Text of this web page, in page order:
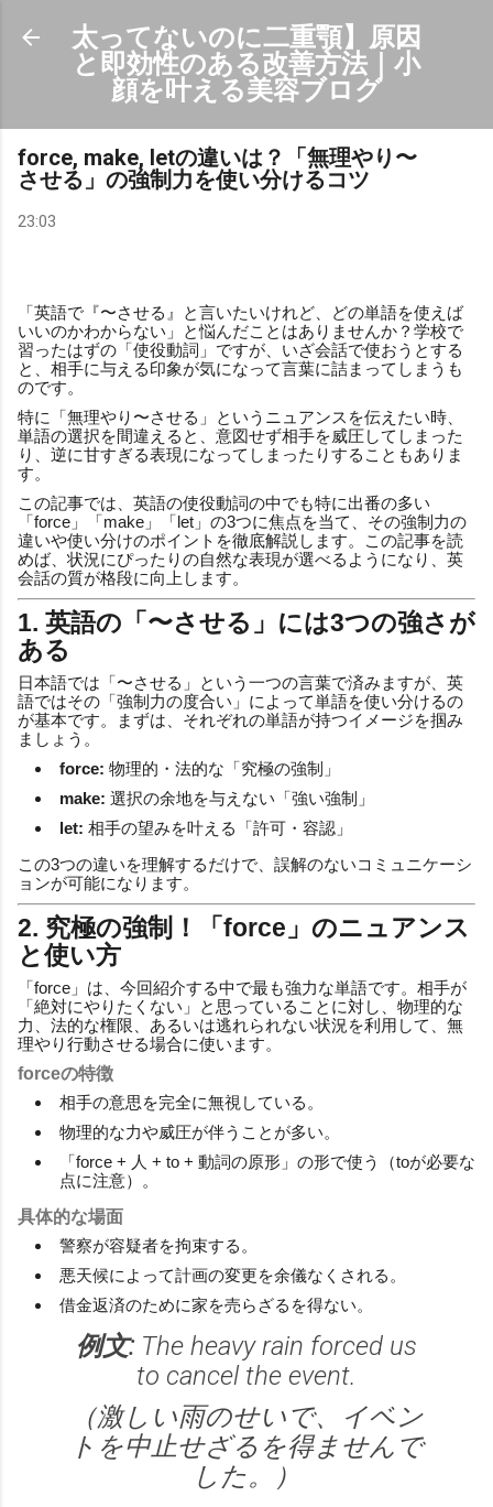
スキップしてメイン コンテンツに移動
太ってないのに二重顎】原因
と即効性のある改善方法｜小
顔を叶える美容ブログ
force, make, letの違いは？「無理やり〜
させる」の強制力を使い分けるコツ
23:03
「英語で『〜させる』と言いたいけれど、どの単語を使えば
いいのかわからない」と悩んだことはありませんか？学校で
習ったはずの「使役動詞」ですが、いざ会話で使おうとする
と、相手に与える印象が気になって言葉に詰まってしまうも
のです。
特に「無理やり〜させる」というニュアンスを伝えたい時、
単語の選択を間違えると、意図せず相手を威圧してしまった
り、逆に甘すぎる表現になってしまったりすることもありま
す。
この記事では、英語の使役動詞の中でも特に出番の多い
「force」「make」「let」の3つに焦点を当て、その強制力の
違いや使い分けのポイントを徹底解説します。この記事を読
めば、状況にぴったりの自然な表現が選べるようになり、英
会話の質が格段に向上します。
1. 英語の「〜させる」には3つの強さが
ある
日本語では「〜させる」という一つの言葉で済みますが、英
語ではその「強制力の度合い」によって単語を使い分けるの
が基本です。まずは、それぞれの単語が持つイメージを掴み
ましょう。
force: 物理的・法的な「究極の強制」
make: 選択の余地を与えない「強い強制」
let: 相手の望みを叶える「許可・容認」
この3つの違いを理解するだけで、誤解のないコミュニケーシ
ョンが可能になります。
2. 究極の強制！「force」のニュアンス
と使い方
「force」は、今回紹介する中で最も強力な単語です。相手が
「絶対にやりたくない」と思っていることに対し、物理的な
力、法的な権限、あるいは逃れられない状況を利用して、無
理やり行動させる場合に使います。
forceの特徴
相手の意思を完全に無視している。
物理的な力や威圧が伴うことが多い。
「force + 人 + to + 動詞の原形」の形で使う（toが必要な
点に注意）。
具体的な場面
警察が容疑者を拘束する。
悪天候によって計画の変更を余儀なくされる。
借金返済のために家を売らざるを得ない。
例文:The heavy rain forced us
to cancel the event.
（激しい雨のせいで、イベン
トを中止せざるを得ませんで
した。）